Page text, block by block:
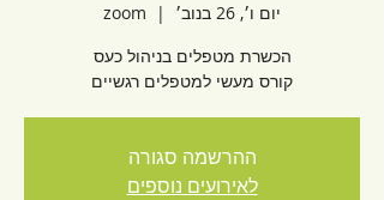
יום ו׳, 26 בנוב׳
  |
zoom
קורס מעשי למטפלים רגשיים
ההרשמה סגורה
לאירועים נוספים